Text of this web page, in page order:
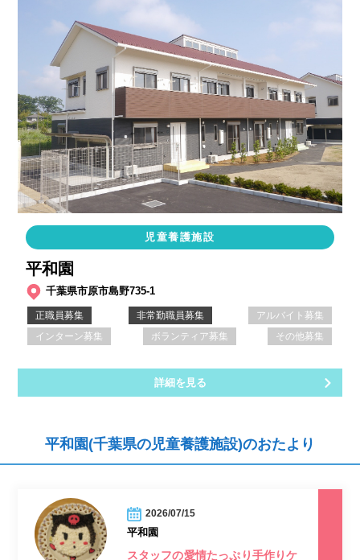
児童養護施設
平和園
千葉県市原市島野735-1
正職員募集 非常勤職員募集
アルバイト募集
インターン募集
ボランティア募集 その他募集
詳細を見る
平和園(千葉県の児童養護施設)のおたより
2026/07/15
平和園
スタッフの愛情たっぷり手作りケ